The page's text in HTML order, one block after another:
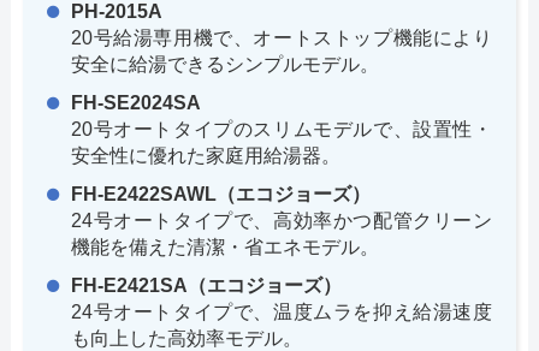
PH-2015A
20号給湯専用機で、オートストップ機能により
安全に給湯できるシンプルモデル。
FH-SE2024SA
20号オートタイプのスリムモデルで、設置性・
安全性に優れた家庭用給湯器。
FH-E2422SAWL（エコジョーズ）
24号オートタイプで、高効率かつ配管クリーン
機能を備えた清潔・省エネモデル。
FH-E2421SA（エコジョーズ）
24号オートタイプで、温度ムラを抑え給湯速度
も向上した高効率モデル。